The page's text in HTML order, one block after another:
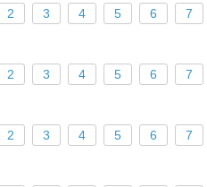
2 3 4 5 6 7
2 3 4 5 6 7
2 3 4 5 6 7